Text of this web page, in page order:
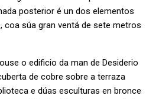
posterior é un dos elementos
coa súa gran ventá de sete metros
o edificio da man de Desiderio
de cobre sobre a terraza
e dúas esculturas en bronce